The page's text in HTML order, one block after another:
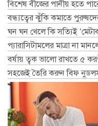
বিশেষ বীজের পানীয় হতে
বন্ধ্যত্বের ঝুঁকি কমাতে
ঘন ঘন খেলে কি সত্যিই
প্যারাসিটামলের মাত্রা না
বর্ষায় ত্বক ভালো রাখতে ৫
সহজেই তৈরি করুন বিফ